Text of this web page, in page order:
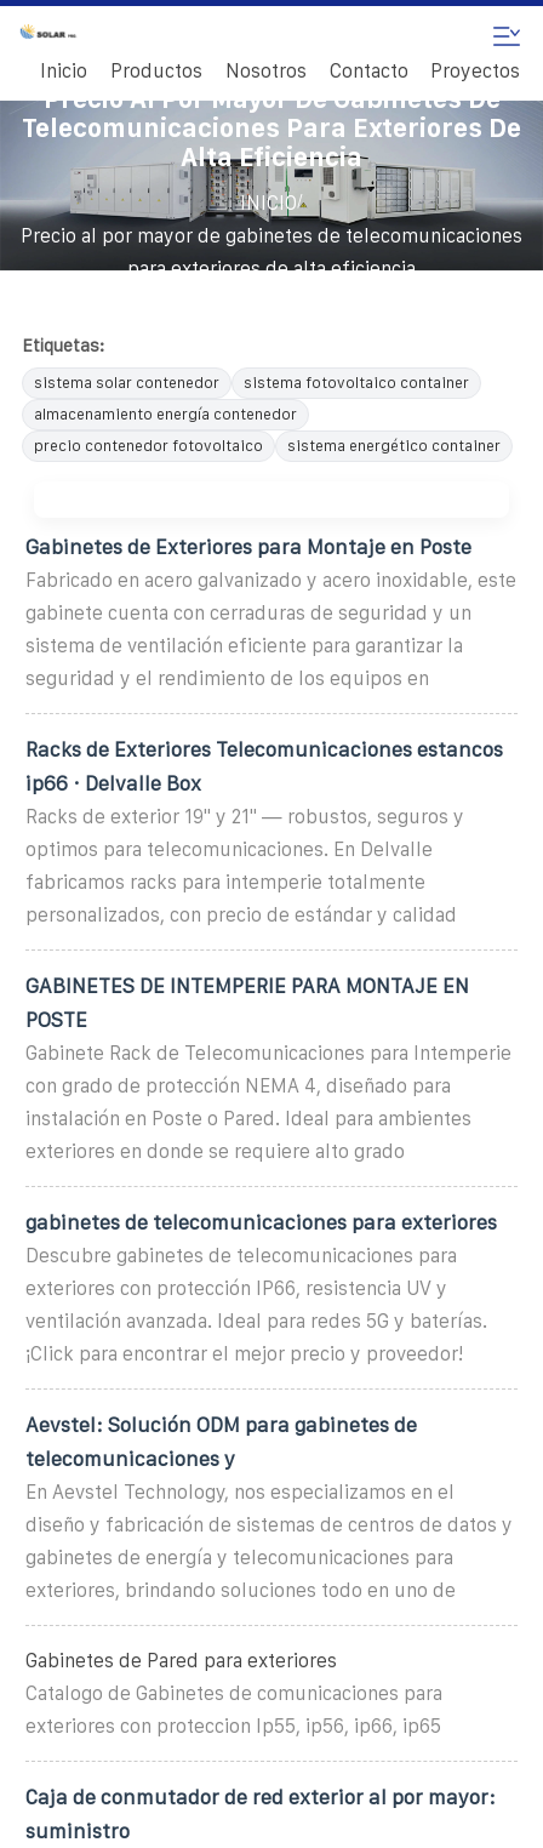
Inicio Productos Nosotros Contacto Proyectos
Precio Al Por Mayor De Gabinetes De
Telecomunicaciones Para Exteriores De
Alta Eficiencia
INICIO/
Precio al por mayor de gabinetes de telecomunicaciones
para exteriores de alta eficiencia
Etiquetas:
sistema solar contenedor
sistema fotovoltaico container
almacenamiento energía contenedor
precio contenedor fotovoltaico
sistema energético container
Gabinetes de Exteriores para Montaje en Poste
Fabricado en acero galvanizado y acero inoxidable, este
gabinete cuenta con cerraduras de seguridad y un
sistema de ventilación eficiente para garantizar la
seguridad y el rendimiento de los equipos en
Racks de Exteriores Telecomunicaciones estancos
ip66 · Delvalle Box
Racks de exterior 19" y 21" — robustos, seguros y
optimos para telecomunicaciones. En Delvalle
fabricamos racks para intemperie totalmente
personalizados, con precio de estándar y calidad
GABINETES DE INTEMPERIE PARA MONTAJE EN
POSTE
Gabinete Rack de Telecomunicaciones para Intemperie
con grado de protección NEMA 4, diseñado para
instalación en Poste o Pared. Ideal para ambientes
exteriores en donde se requiere alto grado
gabinetes de telecomunicaciones para exteriores
Descubre gabinetes de telecomunicaciones para
exteriores con protección IP66, resistencia UV y
ventilación avanzada. Ideal para redes 5G y baterías.
¡Click para encontrar el mejor precio y proveedor!
Aevstel: Solución ODM para gabinetes de
telecomunicaciones y
En Aevstel Technology, nos especializamos en el
diseño y fabricación de sistemas de centros de datos y
gabinetes de energía y telecomunicaciones para
exteriores, brindando soluciones todo en uno de
Gabinetes de Pared para exteriores
Catalogo de Gabinetes de comunicaciones para
exteriores con proteccion Ip55, ip56, ip66, ip65
Caja de conmutador de red exterior al por mayor:
suministro